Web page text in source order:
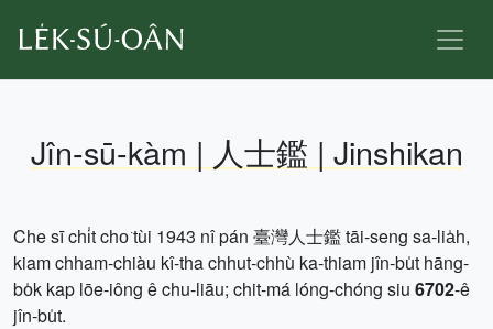
Jîn-sū-kàm | 人士鑑 | Jinshikan
Che sī chi̍t cho͘ tùi 1943 nî pán 臺灣人士鑑 tāi-seng sa-lia̍h,
kiam chham-chiàu kî-tha chhut-chhù ka-thiam jîn-bu̍t hāng-
bo̍k kap lōe-iông ê chu-liāu; chit-má lóng-chóng siu 6702-ê
jîn-bu̍t.